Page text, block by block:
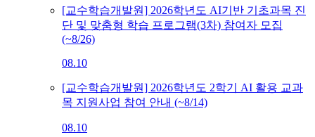
[교수학습개발원] 2026학년도 AI기반 기초과목 진
단 및 맞춤형 학습 프로그램(3차) 참여자 모집
(~8/26)
08.10
[교수학습개발원] 2026학년도 2학기 AI 활용 교과
목 지원사업 참여 안내 (~8/14)
08.10